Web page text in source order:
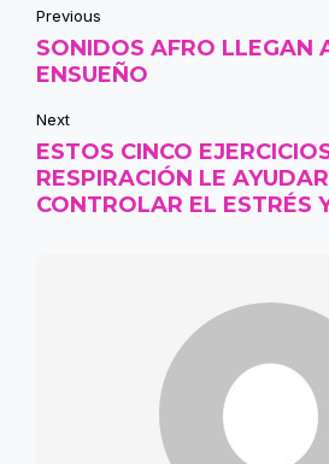
Previous
SONIDOS AFRO LLEGAN
ENSUEÑO
Next
ESTOS CINCO
RESPIRACIÓN LE
CONTROLAR EL ESTRÉS